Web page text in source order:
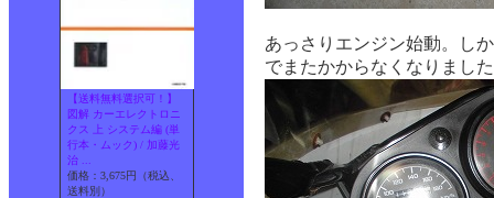
【送料無料選択可！】
図解 カーエレクトロニ
クス 上 システム編 (単
行本・ムック) / 加藤光
治 ...
価格：3,675円（税込、
送料別）
あっさりエンジン始動。し
でまたかからなくなりまし